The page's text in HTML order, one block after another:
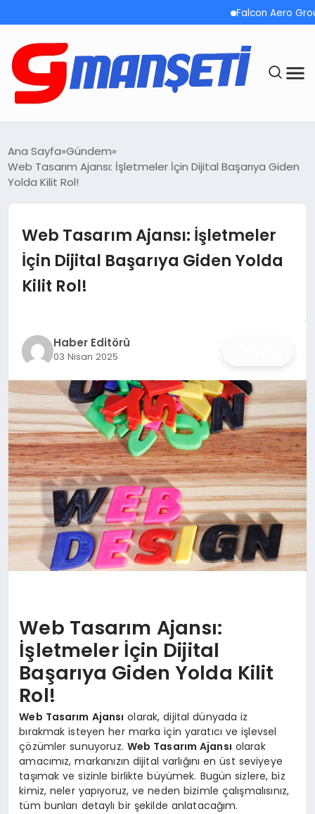
Falcon Aero Group,
DEMOLAR
TEKNOLOJI
OYUN
ANA DEMO
TEKNOLOJI
MAGAZIN
KRIPTO PARA
GEZI & SEYAHAT
OYUN
Ana Sayfa Gündem
Web Tasarım Ajansı: İşletmeler İçin Dijital Başarıya Giden
Yolda Kilit Rol!
Web Tasarım Ajansı: İşletmeler
İçin Dijital Başarıya Giden Yolda
Kilit Rol!
Haber Editörü
03 Nisan 2025
Web Tasarım Ajansı:
İşletmeler İçin Dijital
Başarıya Giden Yolda Kilit
Rol!
Web Tasarım Ajansı olarak, dijital dünyada iz
bırakmak isteyen her marka için yaratıcı ve işlevsel
çözümler sunuyoruz. Web Tasarım Ajansı olarak
amacımız, markanızın dijital varlığını en üst seviyeye
taşımak ve sizinle birlikte büyümek. Bugün sizlere, biz
kimiz, neler yapıyoruz, ve neden bizimle çalışmalısınız,
tüm bunları detaylı bir şekilde anlatacağım.